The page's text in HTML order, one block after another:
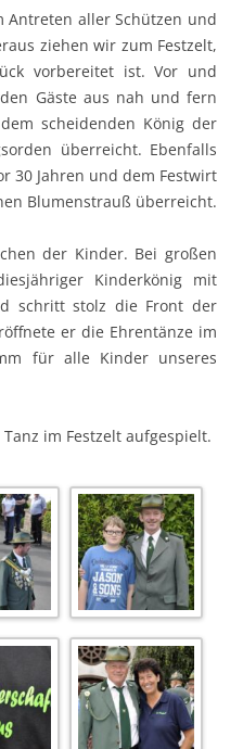
Antreten aller Schützen und
ziehen wir zum Festzelt,
vorbereitet ist. Vor und
Gäste aus nah und fern
scheidenden König der
überreicht. Ebenfalls
30 Jahren und dem Festwirt
Blumenstrauß überreicht.
der Kinder. Bei großen
Kinderkönig mit
schritt stolz die Front der
er die Ehrentänze im
für alle Kinder unseres
im Festzelt aufgespielt.